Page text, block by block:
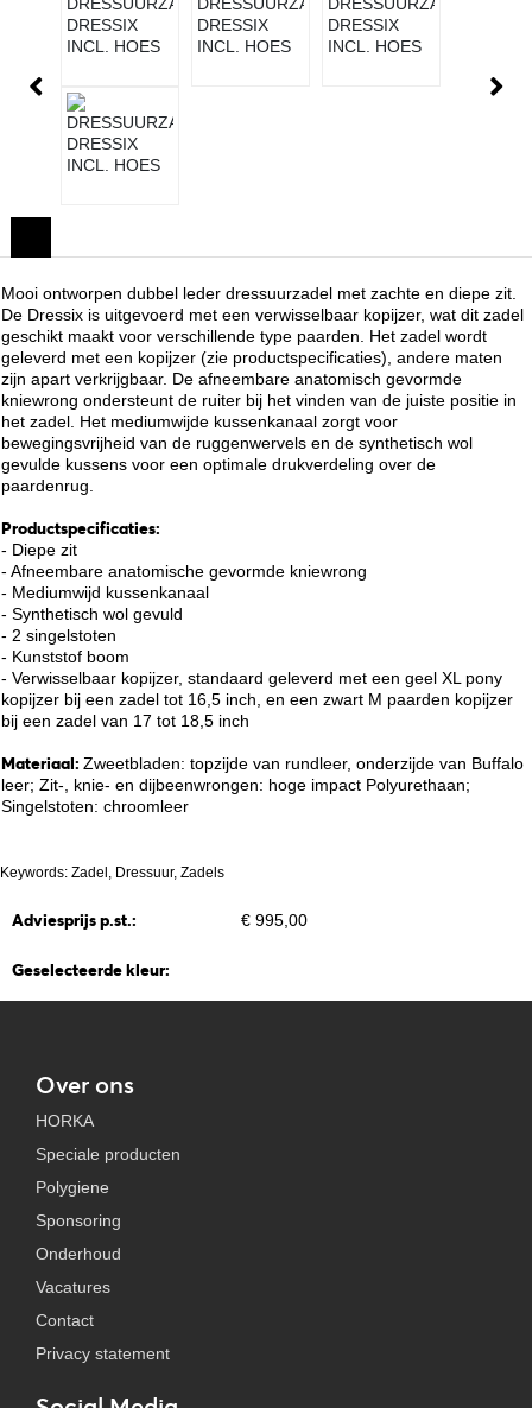
Mooi ontworpen dubbel leder dressuurzadel met zachte en diepe zit.
De Dressix is uitgevoerd met een verwisselbaar kopijzer, wat dit zadel
geschikt maakt voor verschillende type paarden. Het zadel wordt
geleverd met een kopijzer (zie productspecificaties), andere maten
zijn apart verkrijgbaar. De afneembare anatomisch gevormde
kniewrong ondersteunt de ruiter bij het vinden van de juiste positie in
het zadel. Het mediumwijde kussenkanaal zorgt voor
bewegingsvrijheid van de ruggenwervels en de synthetisch wol
gevulde kussens voor een optimale drukverdeling over de
paardenrug.
Productspecificaties:
- Diepe zit
- Afneembare anatomische gevormde kniewrong
- Mediumwijd kussenkanaal
- Synthetisch wol gevuld
- 2 singelstoten
- Kunststof boom
- Verwisselbaar kopijzer, standaard geleverd met een geel XL pony
kopijzer bij een zadel tot 16,5 inch, en een zwart M paarden kopijzer
bij een zadel van 17 tot 18,5 inch
Materiaal: Zweetbladen: topzijde van rundleer, onderzijde van Buffalo
leer; Zit-, knie- en dijbeenwrongen: hoge impact Polyurethaan;
Singelstoten: chroomleer
Keywords: Zadel, Dressuur, Zadels
Adviesprijs p.st.: € 995,00
Geselecteerde kleur:
Over ons
HORKA
Speciale producten
Polygiene
Sponsoring
Onderhoud
Vacatures
Contact
Privacy statement